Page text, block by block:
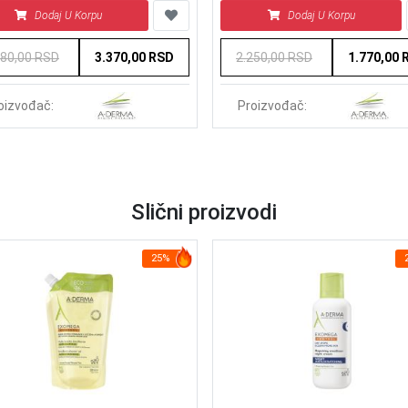
Dodaj U Korpu
RSD 3.370,00 RSD
Dodaj U Korpu
2.250,00 RSD 1.770,00
Proizvođač:
Slični proizvodi
25%